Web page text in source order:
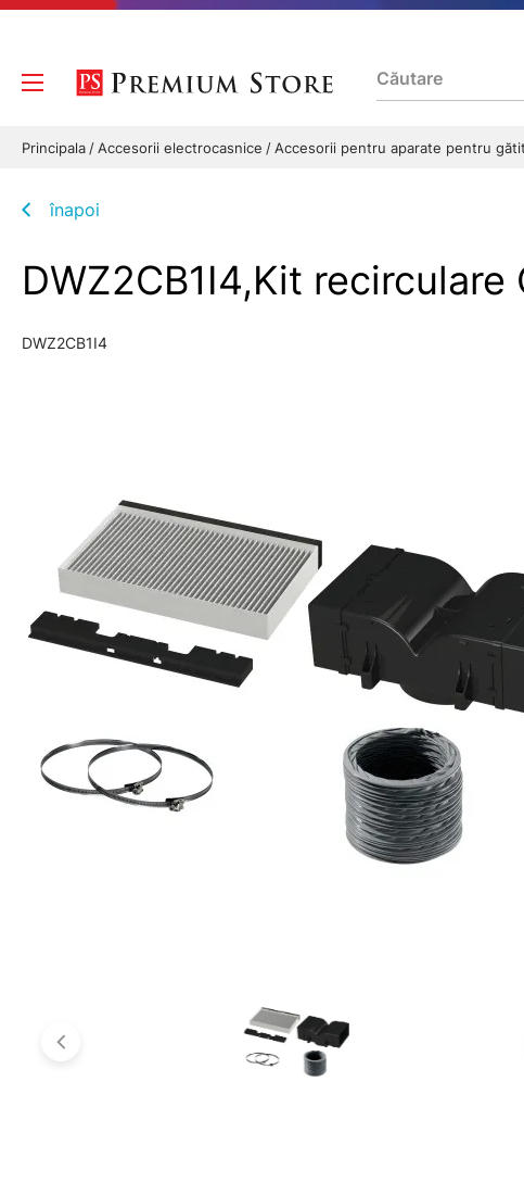
Principala Accesorii electrocasnice Accesorii pentru aparate pentru gătit
înapoi
DWZ2CB1I4,Kit
DWZ2CB1I4